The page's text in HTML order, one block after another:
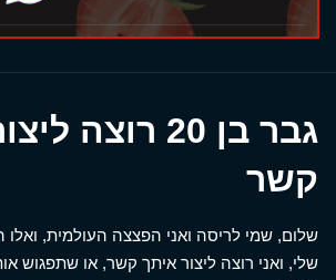
גבר בן 20 רוצה
קשר
שלום, שמי לריסה ואני הפצצה העולמית, ואלו
שלי, ואני רוצה ליצור איתך קשר, או שתפגוש